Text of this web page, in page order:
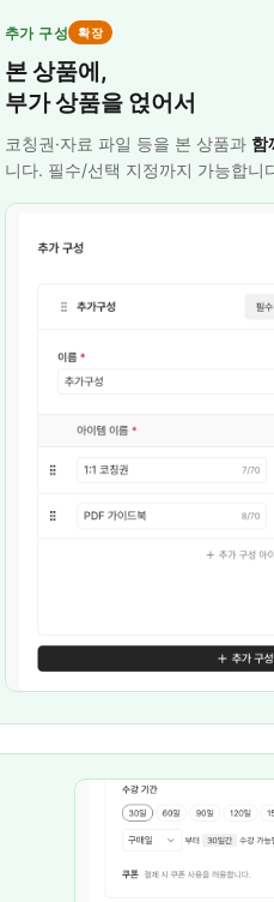
추가 구성 확장
본 상품에,
부가 상품을 얹어서
코칭권·자료 파일 등을 본 상품과 함
니다. 필수/선택 지정까지 가능합니